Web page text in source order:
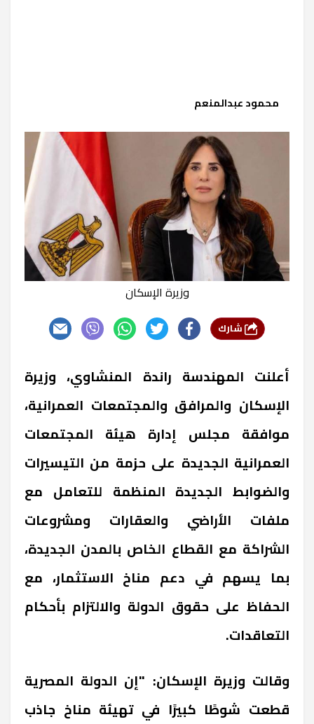
محمود عبدالمنعم
وزيرة الإسكان
أعلنت المهندسة راندة المنشاوي، وزيرة
الإسكان والمرافق والمجتمعات العمرانية،
موافقة مجلس إدارة هيئة المجتمعات
العمرانية الجديدة على حزمة من التيسيرات
والضوابط الجديدة المنظمة للتعامل مع
ملفات الأراضي والعقارات ومشروعات
الشراكة مع القطاع الخاص بالمدن الجديدة،
بما يسهم في دعم مناخ الاستثمار، مع
الحفاظ على حقوق الدولة والالتزام بأحكام
التعاقدات.
وقالت وزيرة الإسكان: "إن الدولة المصرية
قطعت شوطًا كبيرًا في تهيئة مناخ جاذب